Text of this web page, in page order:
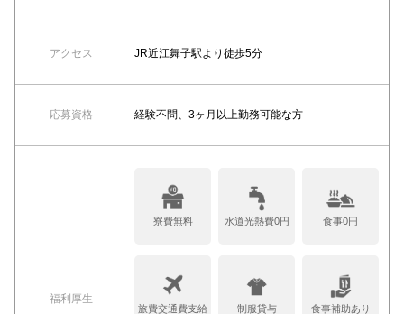
アクセス JR近江舞子駅より徒歩5分
応募資格 経験不問、3ヶ月以上勤務可能な方
福利厚生
寮費無料 水道光熱費0円 食事0円
旅費交通費支給 制服貸与 食事補助あり